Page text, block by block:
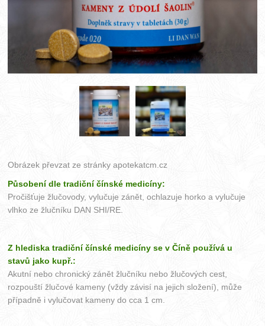
Obrázek převzat ze stránkyapotekatcm.cz
Působení dle tradiční čínské medicíny:
Pročišťuje žlučovody, vylučuje zánět, ochlazuje horko a vylučuje
vlhko ze žlučníku DAN SHI/RE.
Z hlediska tradiční čínské medicíny se v Číně používá u
stavů jako kupř.:
Akutní nebo chronický zánět žlučníku nebo žlučových cest,
rozpouští žlučové kameny (vždy závisí na jejich složení), může
případně i vylučovat kameny do cca 1 cm.